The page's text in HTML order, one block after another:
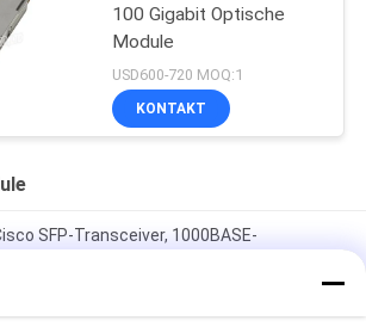
100 Gigabit Optische
Module
USD600-720 MOQ:1
KONTAKT
SFP-Transceiver, 1000BASE-
25GBASE-SR SFP-Modul, 25 Gbit/s, LC-
m